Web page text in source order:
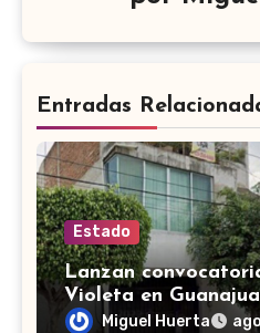
Entradas
Estado
Lanzan
Violeta en
requisitos y etapas
Miguel Huerta